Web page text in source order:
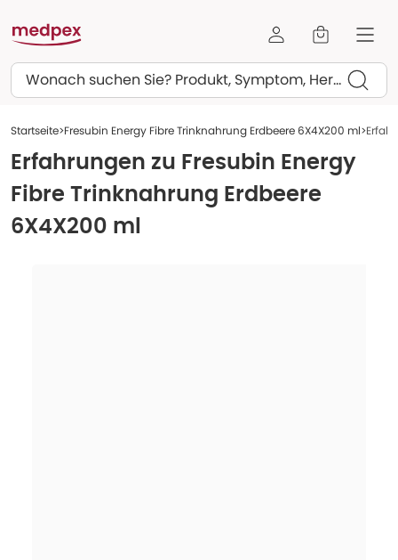
Suchen
Startseite Fresubin Energy Fibre Trinknahrung Erdbeere 6X4X200 ml
Erfahrungen zu Fresubin Energy
Fibre Trinknahrung Erdbeere
6X4X200 ml